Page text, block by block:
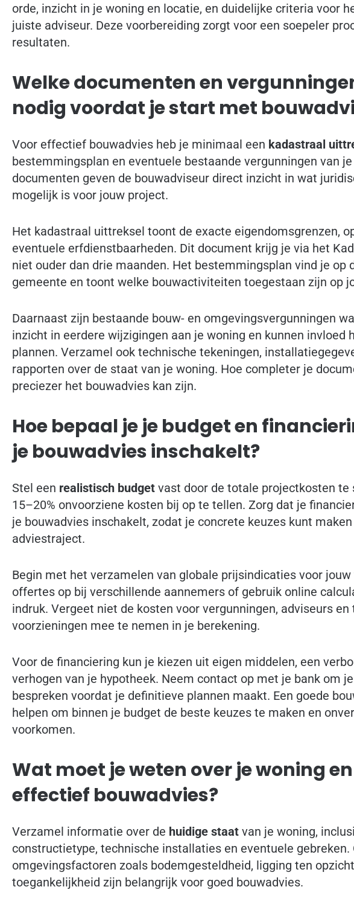
orde, inzicht in je woning en locatie, en duidelijke criteria voor
juiste adviseur. Deze voorbereiding zorgt voor een soepeler
resultaten.
Welke documenten en
nodig voordat je start met
Voor effectief bouwadvies heb je minimaal een kadastraal
bestemmingsplan en eventuele bestaande vergunningen van
documenten geven de bouwadviseur direct inzicht in wat
mogelijk is voor jouw project.
Het kadastraal uittreksel toont de exacte eigendomsgrenzen,
eventuele erfdienstbaarheden. Dit document krijg je via het
niet ouder dan drie maanden. Het bestemmingsplan vind je op
gemeente en toont welke bouwactiviteiten toegestaan zijn op
Daarnaast zijn bestaande bouw- en omgevingsvergunningen
inzicht in eerdere wijzigingen aan je woning en kunnen invloed
plannen. Verzamel ook technische tekeningen,
rapporten over de staat van je woning. Hoe completer je
preciezer het bouwadvies kan zijn.
Hoe bepaal je je budget en
je bouwadvies inschakelt?
Stel een realistisch budget vast door de totale projectkosten te
15–20% onvoorziene kosten bij op te tellen. Zorg dat je
je bouwadvies inschakelt, zodat je concrete keuzes kunt
adviestraject.
Begin met het verzamelen van globale prijsindicaties voor
offertes op bij verschillende aannemers of gebruik online
indruk. Vergeet niet de kosten voor vergunningen, adviseurs
voorzieningen mee te nemen in je berekening.
Voor de financiering kun je kiezen uit eigen middelen, een
verhogen van je hypotheek. Neem contact op met je bank om
bespreken voordat je definitieve plannen maakt. Een goede
helpen om binnen je budget de beste keuzes te maken en
voorkomen.
Wat moet je weten over je woning
effectief bouwadvies?
Verzamel informatie over de huidige staat van je woning,
constructietype, technische installaties en eventuele gebreken.
omgevingsfactoren zoals bodemgesteldheid, ligging ten
toegankelijkheid zijn belangrijk voor goed bouwadvies.